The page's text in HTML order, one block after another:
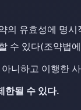
의 유효성에 명
수 있다(조약법
니하고 이행한
한될 수 있다.